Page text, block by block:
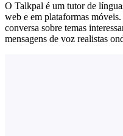
O Talkpal é um tutor de
web e em plataformas
conversa sobre temas
mensagens de voz realistas